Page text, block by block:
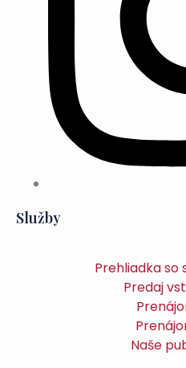
Služby
Prehliadka so
Predaj
Naše